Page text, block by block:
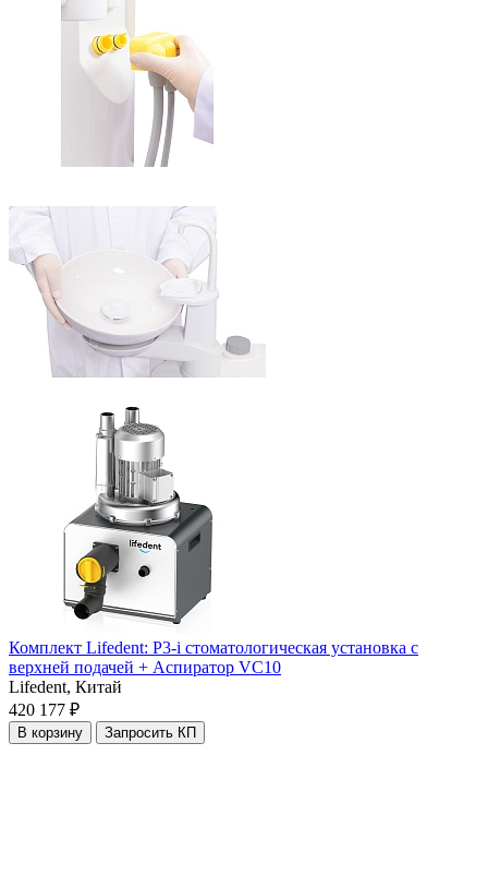
Комплект Lifedent: P3-i стоматологическая установка с
верхней подачей + Аспиратор VC10
Lifedent, Китай
420 177 ₽
В корзину Запросить КП